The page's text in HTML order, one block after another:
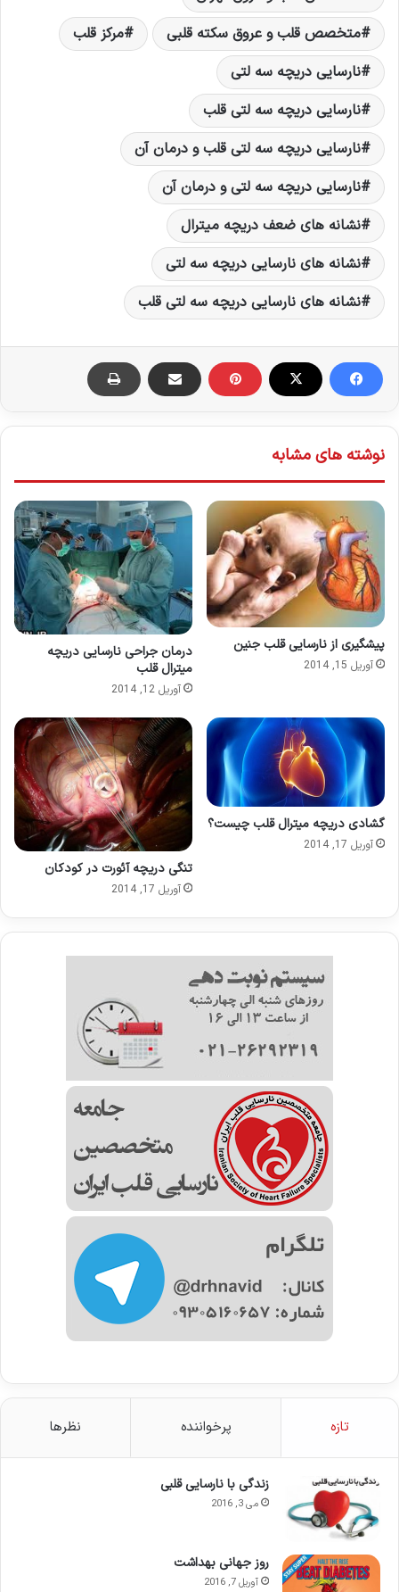
متخصص قلب و عروق سکته قلبی
مرکز قلب
نارسایی دریچه سه لتی
نارسایی دریچه سه لتی قلب
نارسایی دریچه سه لتی قلب و درمان آن
نارسایی دریچه سه لتی و درمان آن
نشانه های ضعف دریچه میترال
نشانه های نارسایی دریچه سه لتی
نشانه های نارسایی دریچه سه لتی قلب
نوشته های مشابه
پیشگیری از نارسایی قلب جنین
آوریل 15, 2014
درمان جراحی نارسایی دریچه
میترال قلب
آوریل 12, 2014
گشادی دریچه میترال قلب چیست؟
آوریل 17, 2014
تنگی دریچه آئورت در کودکان
آوریل 17, 2014
تازه پرخواننده نظرها
زندگی با نارسایی قلبی
می 3, 2016
روز جهانی بهداشت
آوریل 7, 2016